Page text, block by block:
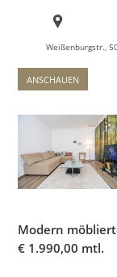
Weißenburgstr.,
ANSCHAUEN
Modern
€ 1.990,00 mtl.